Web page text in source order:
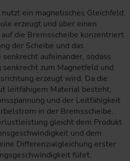
ein magnetisches Gleichfeld,
erzeugt und über einen
die Bremsscheibe konzentriert
der Scheibe und das
aufeinander, sodass
zum Magnetfeld und
erzeugt wird. Da die
leitfähigem Material besteht,
und der Leitfähigkeit
in der Bremsscheibe.
gleicht dem Produkt
und dem
Differenzialgleichung erster
führt.